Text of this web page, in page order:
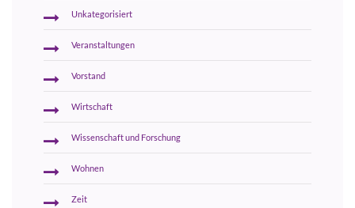
Unkategorisiert
Veranstaltungen
Vorstand
Wirtschaft
Wissenschaft und Forschung
Wohnen
Zeit